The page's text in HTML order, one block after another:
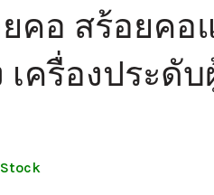
ยคอ สร้อยค
ครื่องประดั